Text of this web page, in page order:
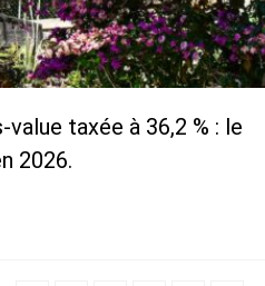
value taxée à 36,2 % : le
2026.